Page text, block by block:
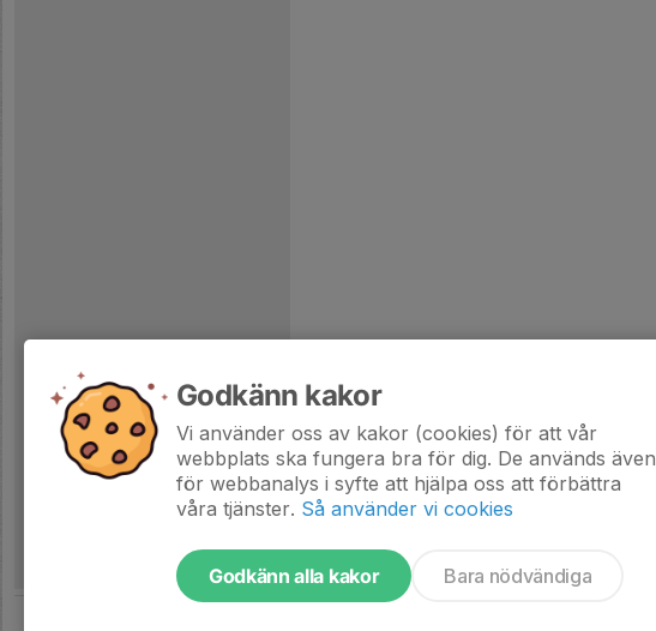
Godkänn kakor
Vi använder oss av kakor (cookies) för att vår
webbplats ska fungera bra för dig. De används även
för webbanalys i syfte att hjälpa oss att förbättra
våra tjänster. Så använder vi cookies
Godkänn alla kakor Bara nödvändiga